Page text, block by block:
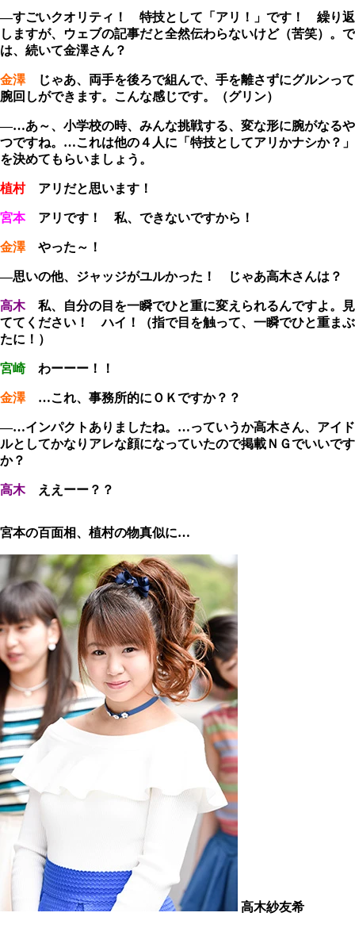
―すごいクオリティ！ 特技として「アリ！」です！ 繰り返
しますが、ウェブの記事だと全然伝わらないけど（苦笑）。で
は、続いて金澤さん？
金澤じゃあ、両手を後ろで組んで、手を離さずにグルンって
腕回しができます。こんな感じです。（グリン）
―…あ～、小学校の時、みんな挑戦する、変な形に腕がなるや
つですね。…これは他の４人に「特技としてアリかナシか？」
を決めてもらいましょう。
植村アリだと思います！
宮本アリです！ 私、できないですから！
金澤やった～！
―思いの他、ジャッジがユルかった！ じゃあ高木さんは？
高木私、自分の目を一瞬でひと重に変えられるんですよ。見
ててください！ ハイ！（指で目を触って、一瞬でひと重まぶ
たに！）
宮崎わーーー！！
金澤 …これ、事務所的にＯＫですか？？
―…インパクトありましたね。…っていうか高木さん、アイド
ルとしてかなりアレな顔になっていたので掲載ＮＧでいいです
か？
高木ええーー？？
宮本の百面相、植村の物真似に…
高木紗友希